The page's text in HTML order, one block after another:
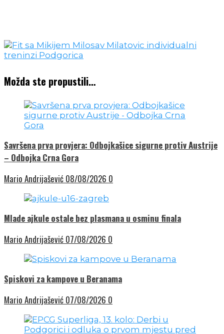
Možda ste propustili…
Savršena prva provjera: Odbojkašice sigurne protiv Austrije
– Odbojka Crna Gora
Mario Andrijašević 08/08/2026 0
Mlade ajkule ostale bez plasmana u osminu finala
Mario Andrijašević 07/08/2026 0
Spiskovi za kampove u Beranama
Mario Andrijašević 07/08/2026 0